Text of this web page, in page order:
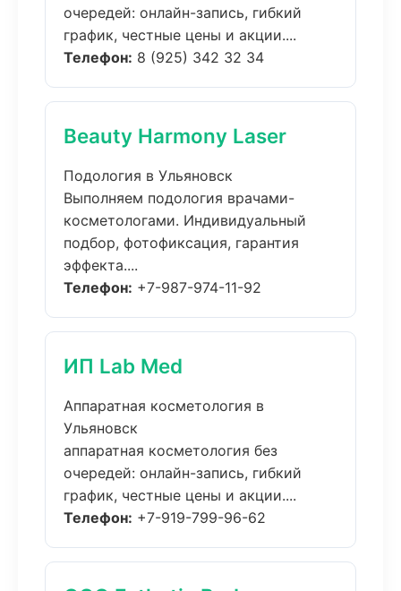
очередей: онлайн-запись, гибкий
график, честные цены и акции....
Телефон: 8 (925) 342 32 34
Beauty Harmony Laser
Подология в Ульяновск
Выполняем подология врачами-
косметологами. Индивидуальный
подбор, фотофиксация, гарантия
эффекта....
Телефон: +7-987-974-11-92
ИП Lab Med
Аппаратная косметология в
Ульяновск
аппаратная косметология без
очередей: онлайн-запись, гибкий
график, честные цены и акции....
Телефон: +7-919-799-96-62